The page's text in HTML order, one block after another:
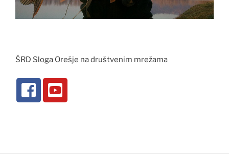
ŠRD Sloga Orešje na društvenim mrežama